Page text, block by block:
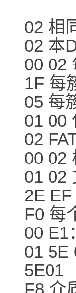
02 相
02 本
00 02
1F 每
05 每
01 00
02
00 02
01 02
2E
F0 每
00 E1
01 5E
5E01
F8 介